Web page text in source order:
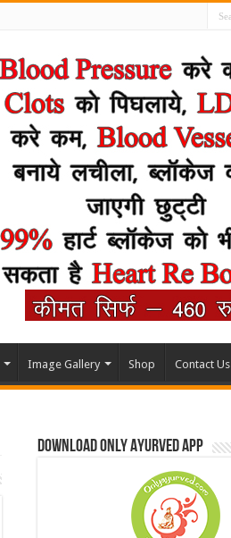
Image Gallery Shop Contact Us
Download Only Ayurved App